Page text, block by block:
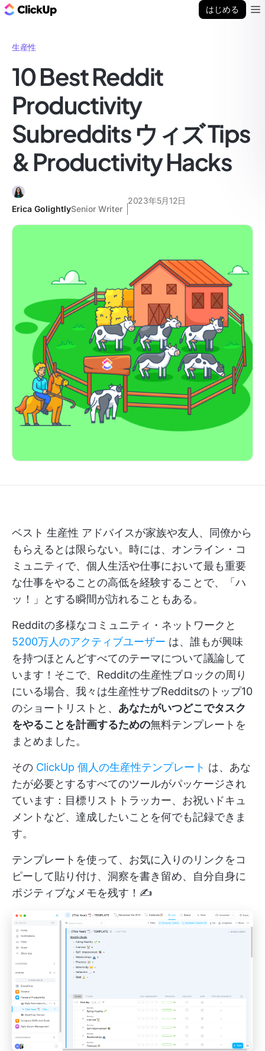
はじめる
生産性
10 Best Reddit
Productivity
Subreddits ウィズ Tips
& Productivity Hacks
Erica GolightlySenior Writer
2023年5月12日
ベスト 生産性 アドバイスが家族や友人、同僚から
もらえるとは限らない。時には、オンライン・コ
ミュニティで、個人生活や仕事において最も重要
な仕事をやることの高低を経験することで、「ハ
ッ！」とする瞬間が訪れることもある。
Redditの多様なコミュニティ・ネットワークと
5200万人のアクティブユーザー は、誰もが興味
を持つほとんどすべてのテーマについて議論して
います！そこで、Redditの生産性ブロックの周り
にいる場合、我々は生産性サブRedditsのトップ10
のショートリストと、 あなたがいつどこでタスク
をやることを計画するための無料テンプレートを
まとめました。
その ClickUp 個人の生産性テンプレート は、あな
たが必要とするすべてのツールがパッケージされ
ています：目標リストトラッカー、お祝いドキュ
メントなど、達成したいことを何でも記録できま
す。
テンプレートを使って、お気に入りのリンクをコ
ピーして貼り付け、洞察を書き留め、自分自身に
ポジティブなメモを残す！✍️